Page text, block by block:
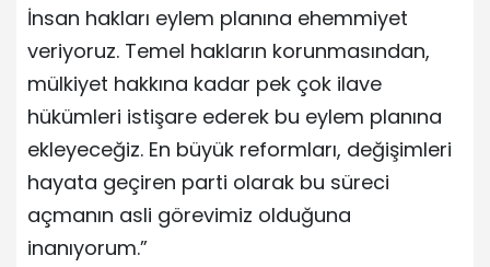
İnsan hakları eylem planına ehemmiyet
veriyoruz. Temel hakların korunmasından,
mülkiyet hakkına kadar pek çok ilave
hükümleri istişare ederek bu eylem planına
ekleyeceğiz. En büyük reformları, değişimleri
hayata geçiren parti olarak bu süreci
açmanın asli görevimiz olduğuna
inanıyorum.”